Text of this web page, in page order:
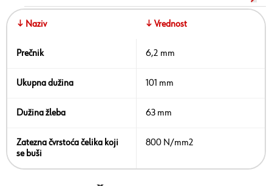
↓ Naziv ↓ Vrednost
Prečnik 6,2 mm
Ukupna dužina 101 mm
Dužina žleba 63 mm
Zatezna čvrstoća čelika koji
se buši
800 N/mm2